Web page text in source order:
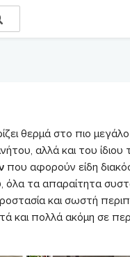
θερμά στο πιο
αλλά και του
που αφορούν είδη
τα απαραίτητα
και σωστή
και πολλά ακόμη σε